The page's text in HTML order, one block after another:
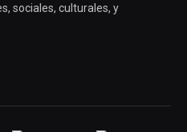
sociales, culturales, y